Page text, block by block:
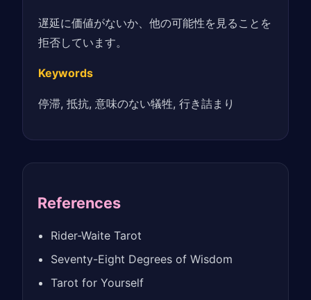
遅延に価値がないか、他の可能性を見ることを
拒否しています。
Keywords
停滞, 抵抗, 意味のない犠牲, 行き詰まり
References
Rider-Waite Tarot
Seventy-Eight Degrees of Wisdom
Tarot for Yourself